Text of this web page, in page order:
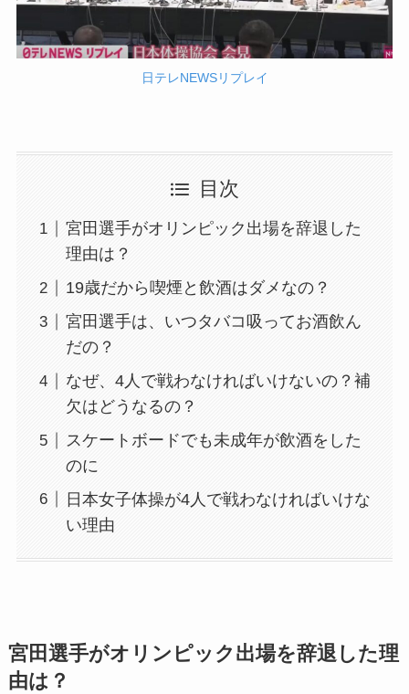
日テレNEWSリプレイ
目次
宮田選手がオリンピック出場を辞退した
理由は？
19歳だから喫煙と飲酒はダメなの？
宮田選手は、いつタバコ吸ってお酒飲ん
だの？
なぜ、4人で戦わなければいけないの？補
欠はどうなるの？
スケートボードでも未成年が飲酒をした
のに
日本女子体操が4人で戦わなければいけな
い理由
宮田選手がオリンピック出場を辞退した理
由は？